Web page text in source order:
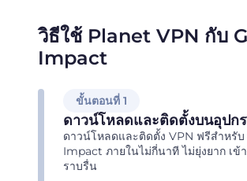
วิธีใช้ Planet VPN กับ
Impact
ขั้นตอนที่ 1
ดาวน์โหลดและติดตั้งบนอุป
ดาวน์โหลดและติดตั้ง VPN ฟรีสำหรั
Impact ภายในไม่กี่นาที ไม่ยุ่งยาก เข้
ราบรื่น